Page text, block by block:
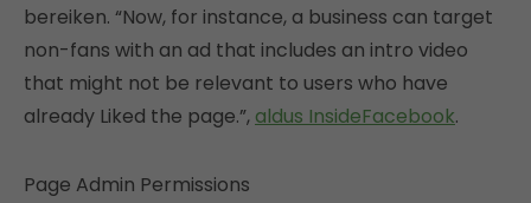
bereiken. “Now, for instance, a business can target
non-fans with an ad that includes an intro video
that might not be relevant to users who have
already Liked the page.”, aldus InsideFacebook.
Page Admin Permissions